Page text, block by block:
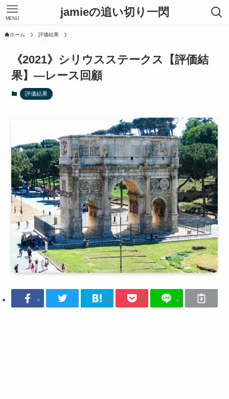
jamieの追い切り一閃
MENU
ホーム 評価結果
《2021》シリウスステークス【評価結
果】―レース回顧
評価結果